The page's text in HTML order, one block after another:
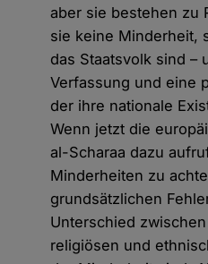
aber sie bestehen zu
sie keine Minderheit,
das Staatsvolk sind –
Verfassung und eine
der ihre nationale
Wenn jetzt die
al-Scharaa dazu
Minderheiten zu
grundsätzlichen
Unterschied
religiösen und